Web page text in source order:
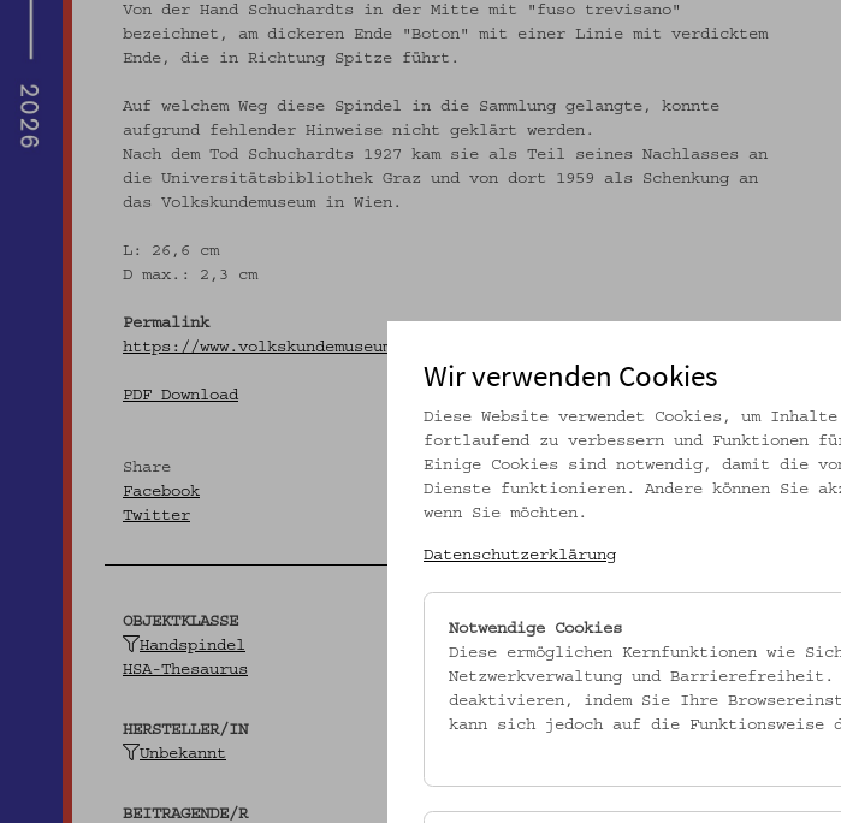
Von der Hand Schuchardts in der Mitte mit "fuso trevisano"
bezeichnet, am dickeren Ende "Boton" mit einer Linie mit verdicktem
Ende, die in Richtung Spitze führt.
Auf welchem Weg diese Spindel in die Sammlung gelangte, konnte
aufgrund fehlender Hinweise nicht geklärt werden.
Nach dem Tod Schuchardts 1927 kam sie als Teil seines Nachlasses an
die Universitätsbibliothek Graz und von dort 1959 als Schenkung an
das Volkskundemuseum in Wien.
L: 26,6 cm
D max.: 2,3 cm
Permalink
https://www.volkskundemuseum.at/onlinesammlungen/oemv63402
PDF Download
Share
Facebook
Twitter
OBJEKTKLASSE
Handspindel
HSA-Thesaurus
HERSTELLER/IN
Unbekannt
BEITRAGENDE/R
Wir verwenden Cookies
Diese Website verwendet Cookies, um
fortlaufend zu verbessern und Funktionen
Einige Cookies sind notwendig, damit die
Dienste funktionieren. Andere können Sie
wenn Sie möchten.
Datenschutzerklärung
Notwendige Cookies
Diese ermöglichen Kernfunktionen wie
Netzwerkverwaltung und Barrierefreiheit.
deaktivieren, indem Sie Ihre
kann sich jedoch auf die Funktionsweise